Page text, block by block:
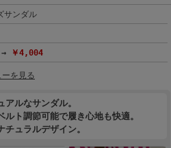
サンダル
￥4,004
ーを見る
ルなサンダル。
ト調節可能で履き心地も快適。
ュラルデザイン。